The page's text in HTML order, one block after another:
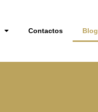
Contactos Blog